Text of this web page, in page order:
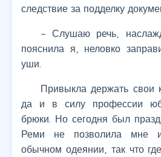
следствие за подделку
– Слушаю речь,
пояснила я, неловко
уши.
Привыкла держать свои
да и в силу профессии
брюки. Но сегодня был
Реми не позволила мне
обычном одеянии, так что